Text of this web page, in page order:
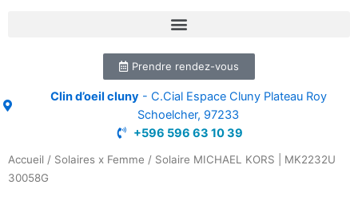
Prendre rendez-vous
Clin d’oeil cluny- C.Cial Espace Cluny Plateau Roy
Schoelcher, 97233
+596 596 63 10 39
Accueil / Solaires x Femme / Solaire MICHAEL KORS | MK2232U
30058G